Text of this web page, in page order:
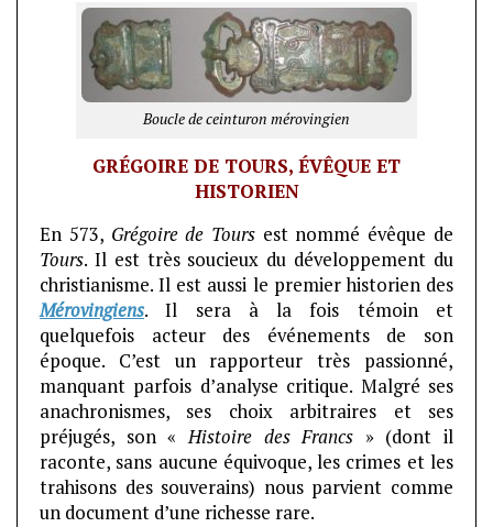
Boucle de ceinturon mérovingien
GRÉGOIRE DE TOURS, ÉVÊQUE ET
HISTORIEN
En 573, Grégoire de Tours est nommé évêque de
Tours. Il est très soucieux du développement du
christianisme. Il est aussi le premier historien des
Mérovingiens. Il sera à la fois témoin et
quelquefois acteur des événements de son
époque. C’est un rapporteur très passionné,
manquant parfois d’analyse critique. Malgré ses
anachronismes, ses choix arbitraires et ses
préjugés, son «Histoire des Francs » (dont il
raconte, sans aucune équivoque, les crimes et les
trahisons des souverains) nous parvient comme
un document d’une richesse rare.